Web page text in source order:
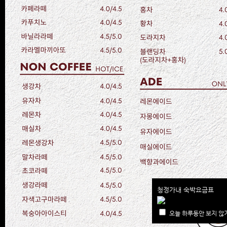
청정가내 숙박요금표
오늘 하루동안 보지 않